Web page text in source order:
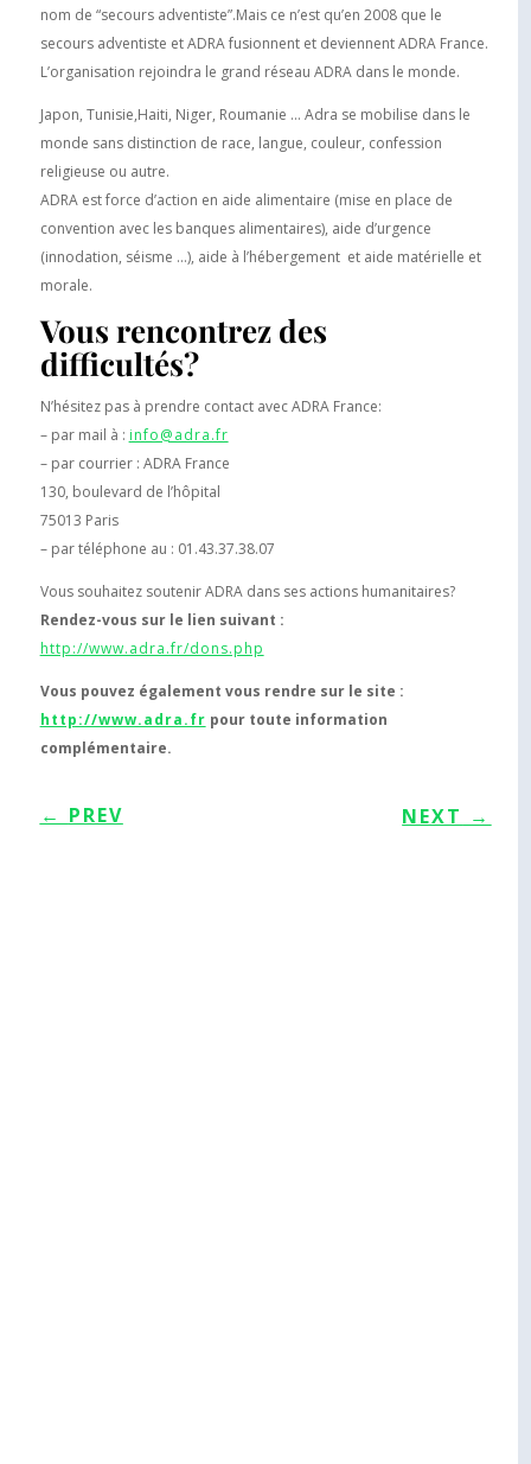
nom de “secours adventiste”.Mais ce n’est qu’en 2008 que le
secours adventiste et ADRA fusionnent et deviennent ADRA France.
L’organisation rejoindra le grand réseau ADRA dans le monde.
Japon, Tunisie,Haiti, Niger, Roumanie … Adra se mobilise dans le
monde sans distinction de race, langue, couleur, confession
religieuse ou autre.
ADRA est force d’action en aide alimentaire (mise en place de
convention avec les banques alimentaires), aide d’urgence
(innodation, séisme …), aide à l’hébergement et aide matérielle et
morale.
Vous rencontrez des
difficultés?
N’hésitez pas à prendre contact avec ADRA France:
– par mail à : info@adra.fr
– par courrier : ADRA France
130, boulevard de l’hôpital
75013 Paris
– par téléphone au : 01.43.37.38.07
Vous souhaitez soutenir ADRA dans ses actions humanitaires?
Rendez-vous sur le lien suivant :
http://www.adra.fr/dons.php
Vous pouvez également vous rendre sur le site :
http://www.adra.fr pour toute information
complémentaire.
← PREV NEXT →